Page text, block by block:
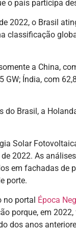
o país participa
2022, o Brasil
classificação
a China,
Índia, com
Brasil, a
Solar
2022. As
em fachadas de
porte.
no portal Época
porque, em
dos anos